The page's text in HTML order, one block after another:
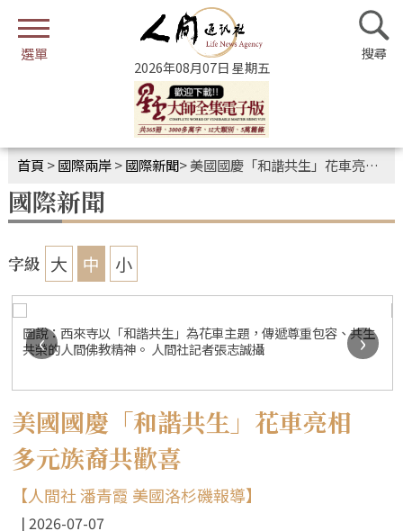
2026年08月07日 星期五
首頁 >國際兩岸>國際新聞>美國國慶「和諧共生」花車亮相 多元族裔共歡喜
國際新聞
字級 大 中 小
圖說：西來寺以「和諧共生」為花車主題，傳遞尊重包容、共生
共榮的人間佛教精神。 人間社記者張志誠攝
‹ ›
美國國慶「和諧共生」花車亮相
多元族裔共歡喜
【人間社 潘青霞 美國洛杉磯報導】
2026-07-07